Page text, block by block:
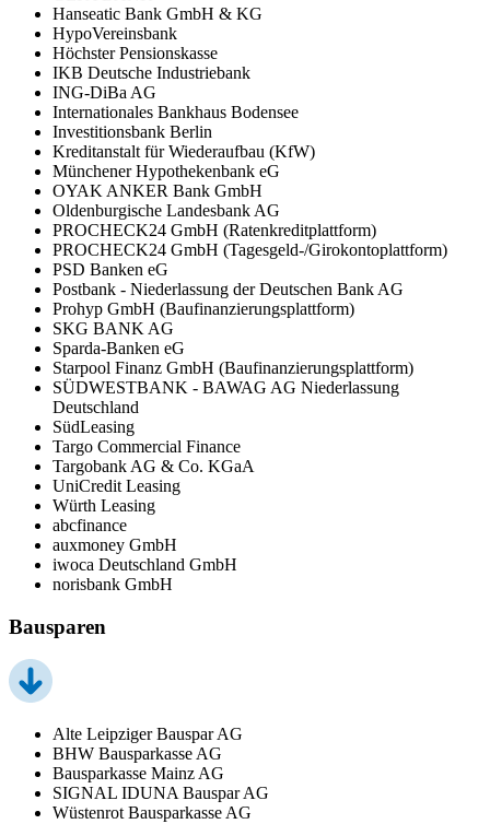
Hanseatic Bank GmbH & KG
HypoVereinsbank
Höchster Pensionskasse
IKB Deutsche Industriebank
ING-DiBa AG
Internationales Bankhaus Bodensee
Investitionsbank Berlin
Kreditanstalt für Wiederaufbau (KfW)
Münchener Hypothekenbank eG
OYAK ANKER Bank GmbH
Oldenburgische Landesbank AG
PROCHECK24 GmbH (Ratenkreditplattform)
PROCHECK24 GmbH (Tagesgeld-/Girokontoplattform)
PSD Banken eG
Postbank - Niederlassung der Deutschen Bank AG
Prohyp GmbH (Baufinanzierungsplattform)
SKG BANK AG
Sparda-Banken eG
Starpool Finanz GmbH (Baufinanzierungsplattform)
SÜDWESTBANK - BAWAG AG Niederlassung
Deutschland
SüdLeasing
Targo Commercial Finance
Targobank AG & Co. KGaA
UniCredit Leasing
Würth Leasing
abcfinance
auxmoney GmbH
iwoca Deutschland GmbH
norisbank GmbH
Bausparen
Alte Leipziger Bauspar AG
BHW Bausparkasse AG
Bausparkasse Mainz AG
SIGNAL IDUNA Bauspar AG
Wüstenrot Bausparkasse AG